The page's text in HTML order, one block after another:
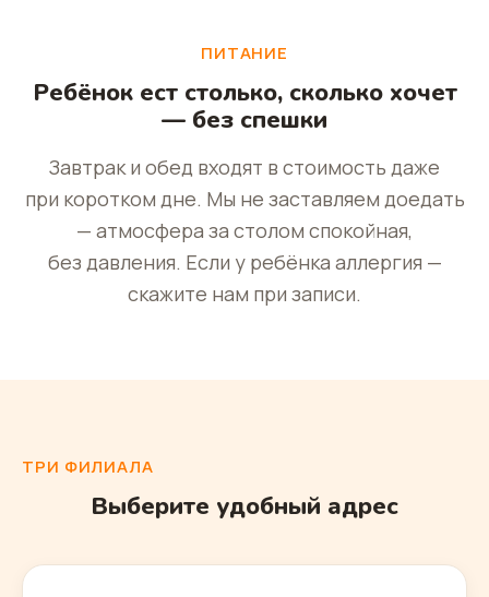
ПИТАНИЕ
Ребёнок ест столько, сколько хочет
— без спешки
Завтрак и обед входят в стоимость даже
при коротком дне. Мы не заставляем доедать
— атмосфера за столом спокойная,
без давления. Если у ребёнка аллергия —
скажите нам при записи.
ТРИ ФИЛИАЛА
Выберите удобный адрес